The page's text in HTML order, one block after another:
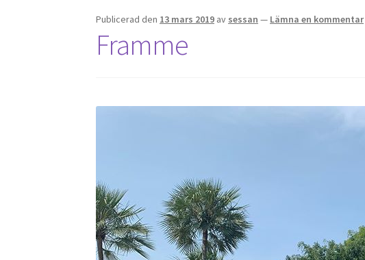
Publicerad den 13 mars 2019 av sessan — Lämna en kommentar
Framme